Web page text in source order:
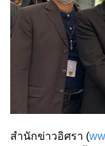
สำนักข่าวอิศรา (